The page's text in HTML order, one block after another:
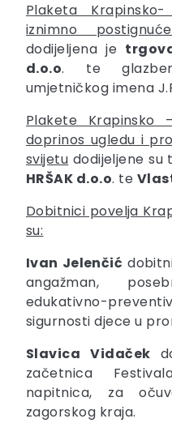
Plaketa
iznimno
dodijeljena je
d.o.o. te
umjetničkog imena
Plakete Krapinsko
doprinos ugledu i
svijetu dodijeljene
HRŠAK d.o.o. te
Dobitnici povelja
su:
Ivan Jelenčić
angažman,
edukativno-
sigurnosti djece u
Slavica Vidaček
začetnica
napitnica, za
zagorskog kraja.